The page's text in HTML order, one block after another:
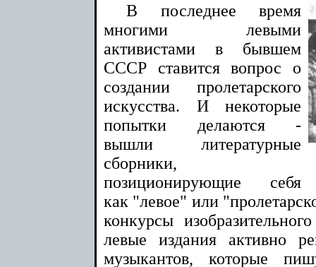
В последнее время
многими левыми
активистами в бывшем
СССР ставится вопрос о
создании пролетарского
искусства. И некоторые
попытки делаются -
вышли литературные
сборники,
позиционирующие себя
как "левое" или
конкурсы
левые издания активно
музыкантов, которые